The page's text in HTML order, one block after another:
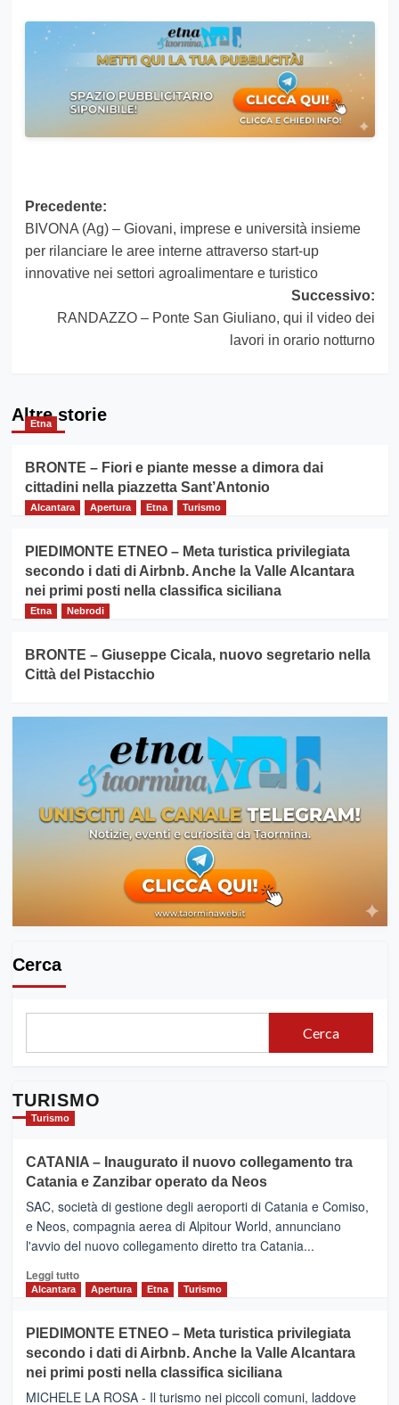
Navigazione
articolo
Precedente:
BIVONA (Ag) – Giovani, imprese e università insieme
per rilanciare le aree interne attraverso start-up
innovative nei settori agroalimentare e turistico
Successivo:
RANDAZZO – Ponte San Giuliano, qui il video dei
lavori in orario notturno
Altre storie
Etna
BRONTE – Fiori e piante messe a dimora dai
cittadini nella piazzetta Sant’Antonio
Alcantara Apertura Etna Turismo
PIEDIMONTE ETNEO – Meta turistica privilegiata
secondo i dati di Airbnb. Anche la Valle Alcantara
nei primi posti nella classifica siciliana
Etna Nebrodi
BRONTE – Giuseppe Cicala, nuovo segretario nella
Città del Pistacchio
Cerca
Cerca
TURISMO
Turismo
CATANIA – Inaugurato il nuovo collegamento tra
Catania e Zanzibar operato da Neos
SAC, società di gestione degli aeroporti di Catania e Comiso,
e Neos, compagnia aerea di Alpitour World, annunciano
l'avvio del nuovo collegamento diretto tra Catania...
Leggi tuttoLeggi
CATANIA
–
Inaugurato
il
Alcantara Apertura Etna Turismo
PIEDIMONTE ETNEO – Meta turistica privilegiata
secondo i dati di Airbnb. Anche la Valle Alcantara
nei primi posti nella classifica siciliana
MICHELE LA ROSA - Il turismo nei piccoli comuni, laddove